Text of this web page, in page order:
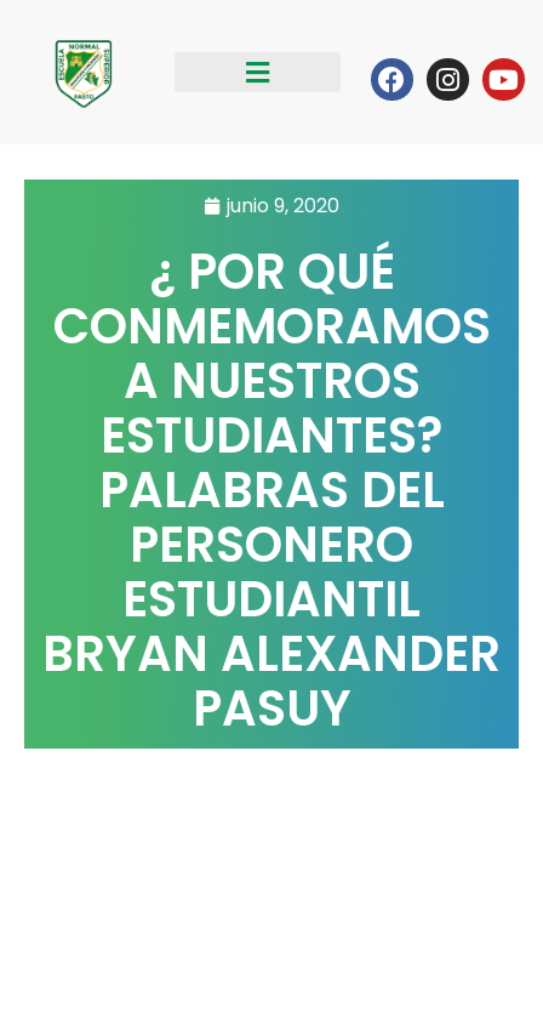
contenido
Facebook
junio 9, 2020
¿ POR QUÉ
CONMEMORAMOS
A NUESTROS
ESTUDIANTES?
PALABRAS DEL
PERSONERO
ESTUDIANTIL
BRYAN ALEXANDER
PASUY